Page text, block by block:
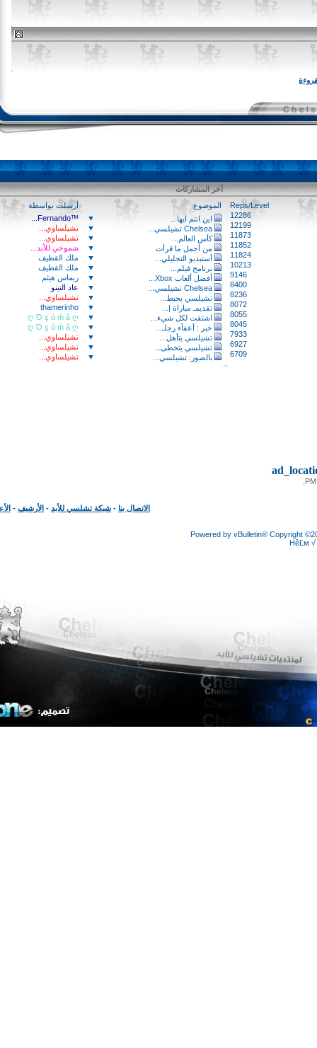
آخر المشاركات
Reps/Level
الموضوع
أرسلت بواسطة
اين انتم ايها...
™Fernando...
Chelsea تشيلسي...
تشيلساوي...
كأس العالم...
تشيلساوي...
من أجمل ما قرأت
شموخي للأبد...
أستيديو التحليلي...
ملك القطيف
برنامح فيلم...
ملك القطيف
أفضل ألعاب Xbox...
ريماس هيثم
Chelsea تشيلسي...
عاد النينو
تشيلسي يحبط...
تشيلساوي...
تقديمـ مباراة |...
thamerinho
اشتقت لكل شيء...
ღ Ό ş ά ḿ â ღ
خبر : آعفآء رجلـ...
ღ Ό ş ά ḿ â ღ
تشيلسي يتأهل...
تشيلساوي...
تشيلسي يتخطى...
تشيلساوي...
بالصور: تشيلسي...
تشيلساوي...
الاتصال بنا- شبكة تشلسي للأبد -الأرشيف-الأعلى
Powered by vBulletin®